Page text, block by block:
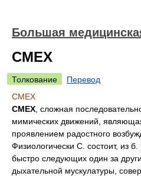
Большая
СМЕХ
Толкование
Перевод
СМЕХ
СМЕХ , сложная
мимических движений,
проявлением радостного
Физиологически С. состоит, из
быстро следующих один за
дыхательной мускулатуры,